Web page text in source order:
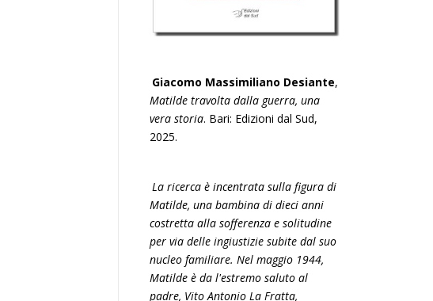
Giacomo Massimiliano Desiante,
Matilde travolta dalla guerra, una
vera storia. Bari: Edizioni dal Sud,
2025.
La ricerca è incentrata sulla figura di
Matilde, una bambina di dieci anni
costretta alla sofferenza e solitudine
per via delle ingiustizie subite dal suo
nucleo familiare. Nel maggio 1944,
Matilde è da l'estremo saluto al
padre, Vito Antonio La Fratta,